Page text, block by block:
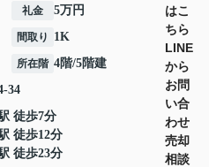
はこ
ちら
LINE
から
お問
い合
わせ
売却
相談
礼金 5万円
間取り 1K
所在階 4階/5階建
34
徒歩7分
徒歩12分
徒歩23分